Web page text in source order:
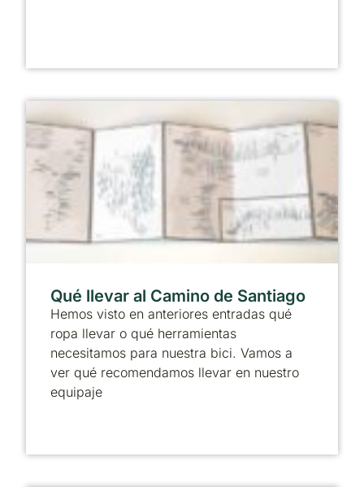
Qué llevar al Camino de Santiago
Hemos visto en anteriores entradas qué
ropa llevar o qué herramientas
necesitamos para nuestra bici. Vamos a
ver qué recomendamos llevar en nuestro
equipaje